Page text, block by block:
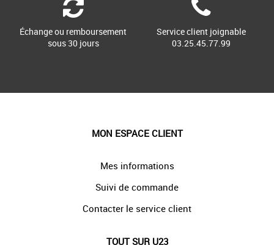
Échange ou remboursement
sous 30 jours
Service client joignable
03.25.45.77.99
MON ESPACE CLIENT
Mes informations
Suivi de commande
Contacter le service client
TOUT SUR U23